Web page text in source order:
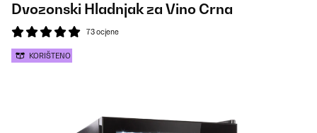
Dvozonski Hladnjak za Vino Crna
73 ocjene
KORIŠTENO